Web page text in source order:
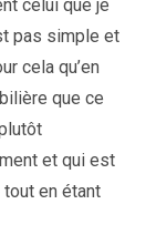
celui que je
pas simple et
cela qu’en
que ce
et qui est
en étant